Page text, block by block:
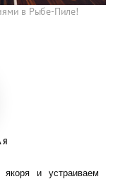
в Рыбе-Пиле!
и устраиваем